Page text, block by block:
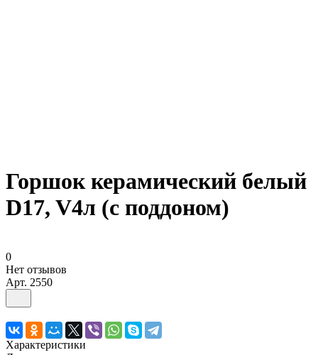
Горшок керамический белый
D17, V4л (с поддоном)
0
Нет отзывов
Арт. 2550
Характеристики